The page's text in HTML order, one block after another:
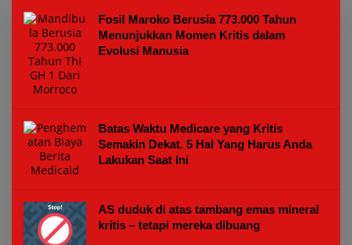
Fosil Maroko Berusia 773.000 Tahun
Menunjukkan Momen Kritis dalam
Evolusi Manusia
Batas Waktu Medicare yang Kritis
Semakin Dekat. 5 Hal Yang Harus Anda
Lakukan Saat Ini
AS duduk di atas tambang emas mineral
kritis – tetapi mereka dibuang